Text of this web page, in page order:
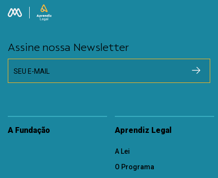
Assine nossa Newsletter
SEU E-MAIL
A Fundação Aprendiz Legal
A Lei
O Programa